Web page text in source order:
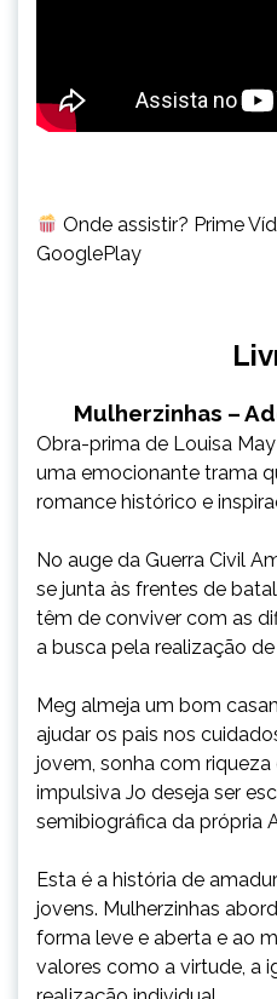
Onde assistir? Prime
GooglePlay
Mulherzinhas –
Obra-prima de Louisa
uma emocionante trama
romance histórico e
No auge da Guerra Civil
se junta às frentes de
têm de conviver com as
a busca pela realização
Meg almeja um bom
ajudar os pais nos
jovem, sonha com
impulsiva Jo deseja ser
semibiográfica da própria
Esta é a história de
jovens. Mulherzinhas
forma leve e aberta e ao
valores como a virtude, a